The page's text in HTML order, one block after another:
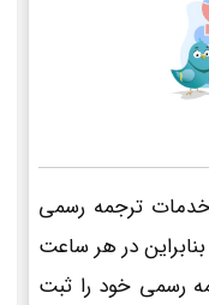
ترجمه رسمی
نماید بنابراین در هر ساعت
رسمی خود را ثبت